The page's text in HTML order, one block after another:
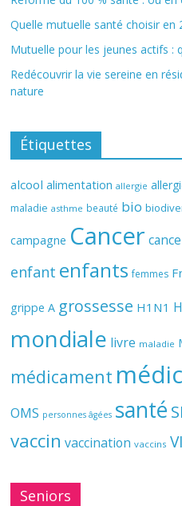
Quelle mutuelle santé choisir en
Mutuelle pour les jeunes actifs :
Redécouvrir la vie sereine en
nature
Étiquettes
alcool alimentation allergie
maladie asthme beauté bio
campagne Cancer
enfant enfants femmes
grippe A grossesse H1N1
mondiale livre maladie
médicament
OMS personnes âgées santé
vaccin vaccination vaccins
Seniors